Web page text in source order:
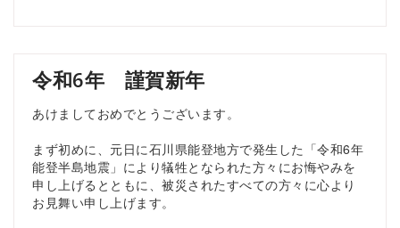
令和6年 謹賀新年
あけましておめでとうございます。
まず初めに、元日に石川県能登地方で発生した「令和6年
能登半島地震」により犠牲となられた方々にお悔やみを
申し上げるとともに、被災されたすべての方々に心より
お見舞い申し上げます。